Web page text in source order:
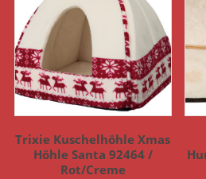
Trixie Kuschelhöhle Xmas
Höhle Santa 92464 /
Rot/Creme